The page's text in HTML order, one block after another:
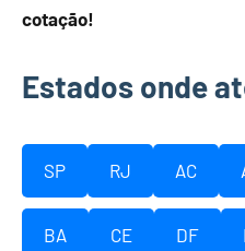
cotação!
Estados onde
SP RJ AC
BA CE DF